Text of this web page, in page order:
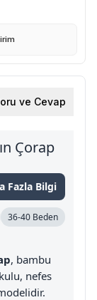
ve Cevap
Çorap
Fazla Bilgi
36-40 Beden
, bambu
nefes